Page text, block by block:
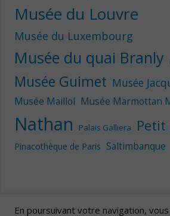
Musée du Louvre
Musée du Luxembourg
Musée du quai Branly
Musée Guimet Musée
Musée Maillol Musée Marmottan
Nathan Palais Galliera Petit
Pinacothèque de Paris Saltimbanque
En poursuivant votre navigation,